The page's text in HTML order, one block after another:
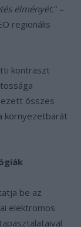
élményét.” –
regionális
kontraszt
összes
környezetbarát
be az
elektromos